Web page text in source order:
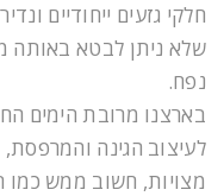
חלקי גזעים ייחודיים
שלא ניתן לבטא באותה
נפח.
בארצנו מרובת הימים
לעיצוב הגינה והמרפסת,
מצויות, חשוב ממש כמו